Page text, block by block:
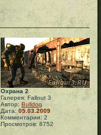
Охрана 2
Галерея: Fallout 3
Автор: Bulldog
Дата: 05.03.2009
Комментарии: 2
Просмотров: 8752